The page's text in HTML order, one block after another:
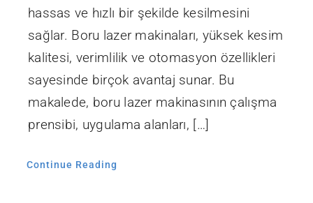
hassas ve hızlı bir şekilde kesilmesini
sağlar. Boru lazer makinaları, yüksek kesim
kalitesi, verimlilik ve otomasyon özellikleri
sayesinde birçok avantaj sunar. Bu
makalede, boru lazer makinasının çalışma
prensibi, uygulama alanları, […]
Continue Reading